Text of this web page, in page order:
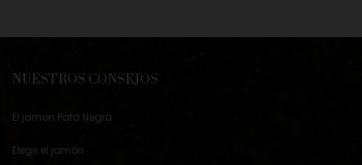
NUESTROS CONSEJOS
El jamon Pata Negra
Elegir el jamón